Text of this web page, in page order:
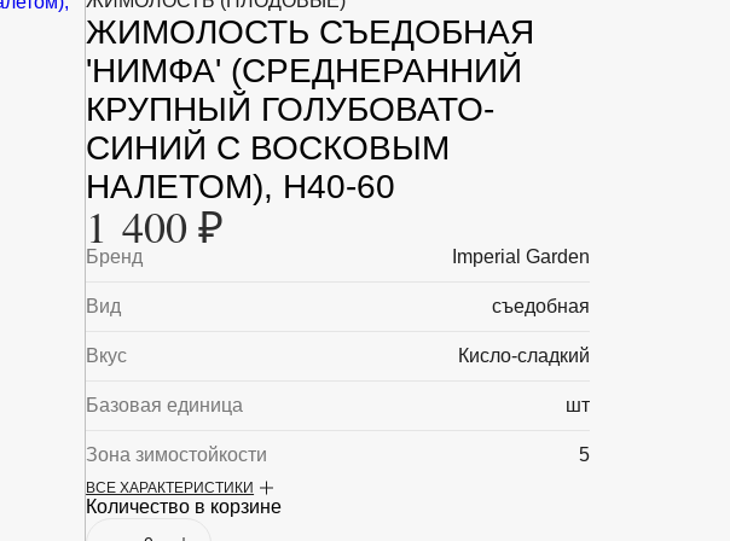
ЖИМОЛОСТЬ СЪЕДОБНАЯ
'НИМФА' (СРЕДНЕРАННИЙ
КРУПНЫЙ ГОЛУБОВАТО-
СИНИЙ С ВОСКОВЫМ
НАЛЕТОМ), H40-60
1 400 ₽
Бренд Imperial Garden
Вид съедобная
Вкус Кисло-сладкий
Базовая единица шт
Зона зимостойкости 5
Максимальная высота
ВСЕ ХАРАКТЕРИСТИКИ
Количество в корзине